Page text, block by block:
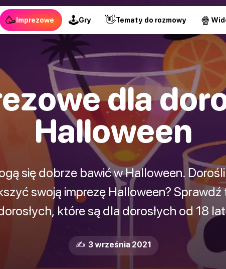
🥳Imprezowe 🕹Gry 👋Tematy do rozmowy 🍿
dla
Halloween
się dobrze bawić w Halloween.
swoją imprezę Halloween?
które są dla dorosłych od 18
✍️ 3 września 2021